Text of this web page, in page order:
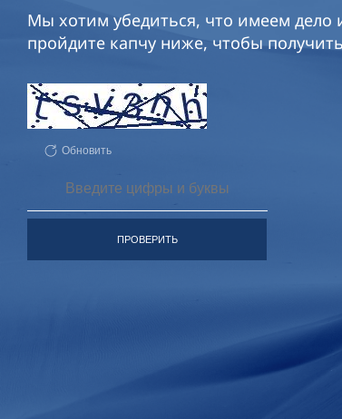
Мы хотим убедиться, что имеем дело
пройдите капчу ниже, чтобы
Обновить
ПРОВЕРИТЬ